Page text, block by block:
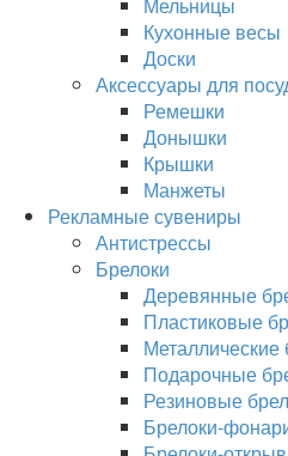
Кухонные весы
Доски
Аксессуары для
Ремешки
Донышки
Крышки
Манжеты
Рекламные сувениры
Антистрессы
Брелоки
Деревянные
Пластиковые
Металлические
Подарочные
Резиновые
Брелоки-